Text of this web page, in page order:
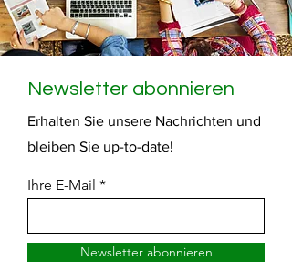
Newsletter abonnieren
Erhalten Sie unsere Nachrichten und
bleiben Sie up-to-date!
Ihre E-Mail
Newsletter abonnieren